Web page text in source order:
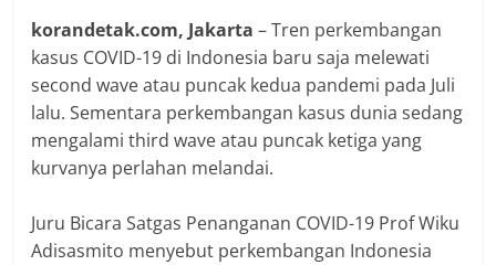
korandetak.com, Jakarta – Tren perkembangan
kasus COVID-19 di Indonesia baru saja melewati
second wave atau puncak kedua pandemi pada Juli
lalu. Sementara perkembangan kasus dunia sedang
mengalami third wave atau puncak ketiga yang
kurvanya perlahan melandai.
Juru Bicara Satgas Penanganan COVID-19 Prof Wiku
Adisasmito menyebut perkembangan Indonesia